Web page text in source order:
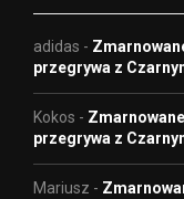
adidas -
przegrywa z
Kokos -
przegrywa z
Mariusz -